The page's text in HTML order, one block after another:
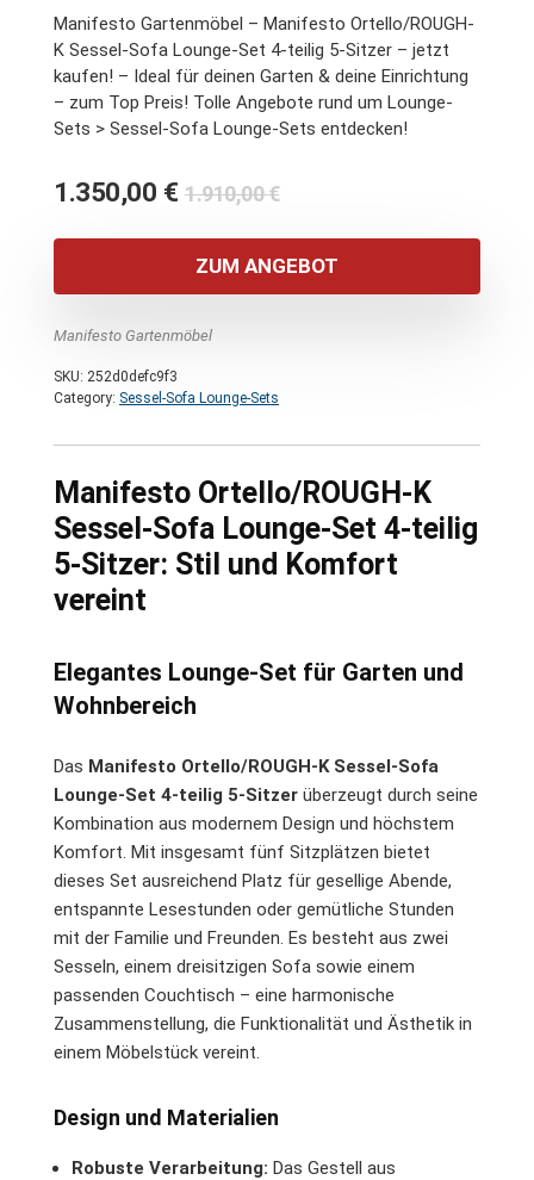
Manifesto Gartenmöbel – Manifesto Ortello/ROUGH-
K Sessel-Sofa Lounge-Set 4-teilig 5-Sitzer – jetzt
kaufen! – Ideal für deinen Garten & deine Einrichtung
– zum Top Preis! Tolle Angebote rund um Lounge-
Sets > Sessel-Sofa Lounge-Sets entdecken!
1.910,00€Ursprünglicher
war:
1.910,00 €
1.350,00 €
Aktueller
ist:
1.350,00 €.
ZUM ANGEBOT
Manifesto Gartenmöbel
SKU: 252d0defc9f3
Category: Sessel-Sofa Lounge-Sets
Manifesto Ortello/ROUGH-K
Sessel-Sofa Lounge-Set 4-teilig
5-Sitzer: Stil und Komfort
vereint
Elegantes Lounge-Set für Garten und
Wohnbereich
Das Manifesto Ortello/ROUGH-K Sessel-Sofa
Lounge-Set 4-teilig 5-Sitzer überzeugt durch seine
Kombination aus modernem Design und höchstem
Komfort. Mit insgesamt fünf Sitzplätzen bietet
dieses Set ausreichend Platz für gesellige Abende,
entspannte Lesestunden oder gemütliche Stunden
mit der Familie und Freunden. Es besteht aus zwei
Sesseln, einem dreisitzigen Sofa sowie einem
passenden Couchtisch – eine harmonische
Zusammenstellung, die Funktionalität und Ästhetik in
einem Möbelstück vereint.
Design und Materialien
Robuste Verarbeitung: Das Gestell aus